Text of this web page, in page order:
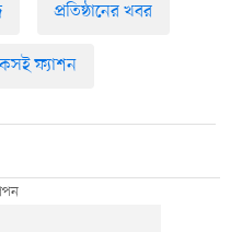
প্রতিষ্ঠানের খবর
ফ্যাশন